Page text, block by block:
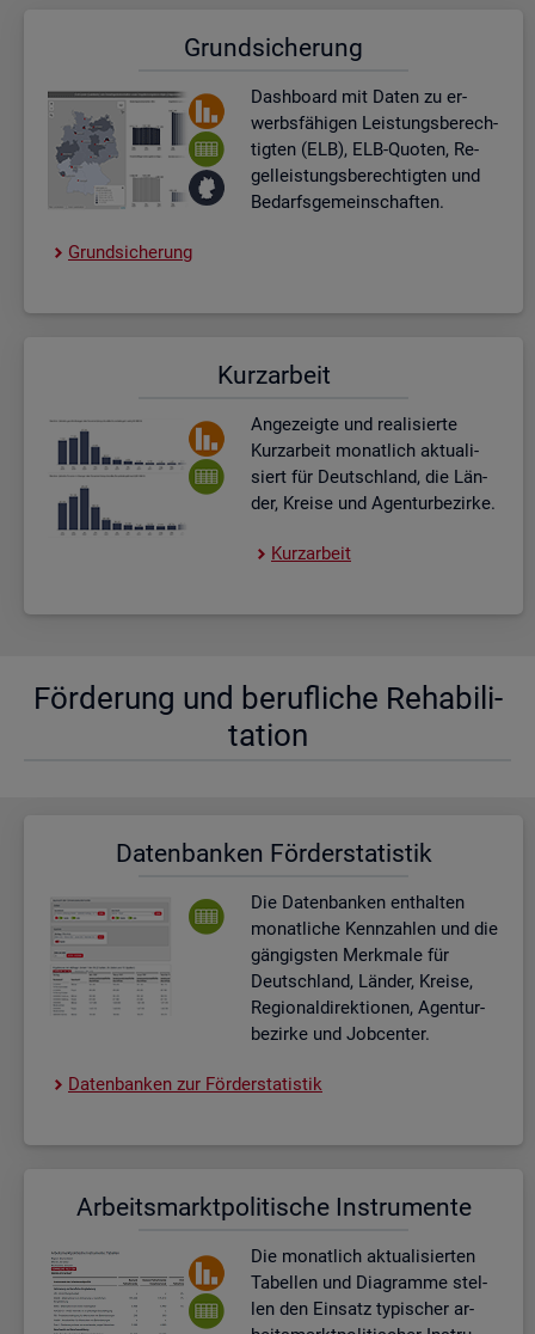
Grund­si­che­rung
Dash­board mit Daten zu er­
werbs­fä­hi­gen Leis­tungs­be­rech­
tig­ten (ELB), ELB-Quo­ten, Re­
gel­leis­tungs­be­rech­tig­ten und
Be­darfs­ge­mein­schaf­ten.
Grund­si­che­rung
Kurz­ar­beit
An­ge­zeig­te und rea­li­sier­te
Kurz­ar­beit mo­nat­lich ak­tua­li­
siert für Deutsch­land, die Län­
der, Krei­se und Agen­tur­be­zir­ke.
Kurz­ar­beit
För­de­rung und be­ruf­li­che Re­ha­bi­li­
ta­ti­on
Da­ten­ban­ken För­der­sta­tis­tik
Die Da­ten­ban­ken ent­hal­ten
mo­nat­li­che Kenn­zah­len und die
gän­gigs­ten Merk­ma­le für
Deutsch­land, Län­der, Krei­se,
Re­gio­nal­di­rek­tio­nen, Agen­tur­
be­zir­ke und Job­cen­ter.
Da­ten­ban­ken zur För­der­sta­tis­tik
Ar­beits­markt­po­li­ti­sche In­stru­men­te
Die mo­nat­lich ak­tua­li­sier­ten
Ta­bel­len und Dia­gram­me stel­
len den Ein­satz ty­pi­scher ar­